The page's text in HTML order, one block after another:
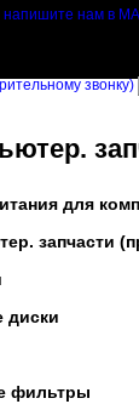
звонку)
для
запчасти
диски
фильтры